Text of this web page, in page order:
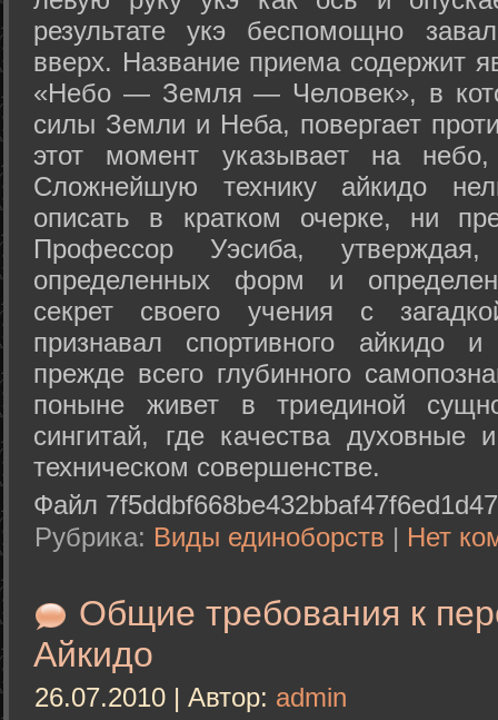
результате укэ беспомощно
вверх. Название приема содержит
«Небо — Земля — Человек», в
силы Земли и Неба, повергает
этот момент указывает на
Сложнейшую технику айкидо
описать в кратком очерке, ни
Профессор Уэсиба,
определенных форм и
секрет своего учения с
признавал спортивного айкидо
прежде всего глубинного
поныне живет в триединой
сингитай, где качества духовные
техническом совершенстве.
Файл
Рубрика: Виды единоборств | Нет
Общие требования к
Айкидо
26.07.2010 | Автор: admin